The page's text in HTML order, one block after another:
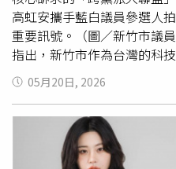
內的麻黃素，直到初步提煉
運往屏東縣高樹鄉一帶進行
鹼，最後才前往高雄湖內區
非他命，同時租來小貨車，
查緝。吳男與郭男等人心思
重手法，每完成一階段就將
他命成型。（圖／翻攝畫面
毒品甲基安非他命成品毛重
高虹安攜手藍白議員參選人
重要訊號。（圖／新竹市議
指出，新竹市作為台灣的科
理性施政，對於過去流於意
倦；據現場工作人員透露，
現場輕鬆融洽的氣氛。國民
正的聲音是希望看到「市民
一起，高虹安執政以來，不
05月20日, 2026